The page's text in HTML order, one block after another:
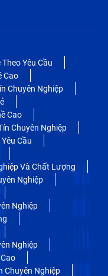
Yêu Cầu
Cao
Chuyên Nghiệp
Cao
Chuyên Nghiệp
Cầu
Và Chất Lượng
Nghiệp
Nghiệp
Nghiệp
Chuyên Nghiệp